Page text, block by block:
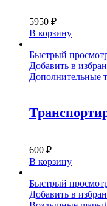
5950 ₽
В корзину
Быстрый
Добавить в
Дополнительные
600 ₽
В корзину
Быстрый
Добавить в